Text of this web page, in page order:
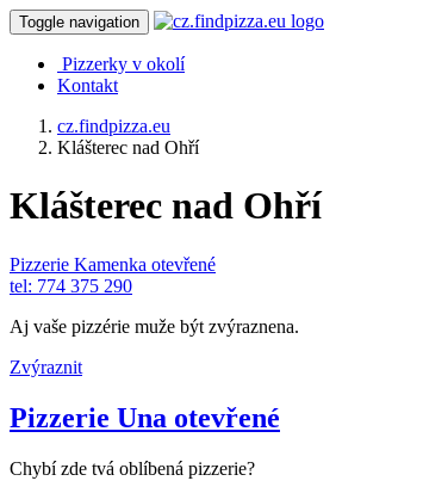
Toggle navigation
Pizzerky v okolí
Kontakt
cz.findpizza.eu
Klášterec nad Ohří
Klášterec nad Ohří
Pizzerie Kamenka otevřené
tel: 774 375 290
Aj vaše pizzérie muže být zvýraznena.
Zvýraznit
Pizzerie Una otevřené
Chybí zde tvá oblíbená pizzerie?